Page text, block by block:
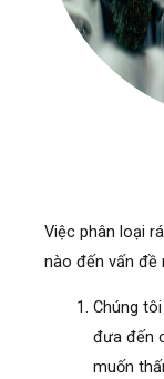
Việc phân loại
nào đến vấn đề
Chúng
đưa đến
muốn